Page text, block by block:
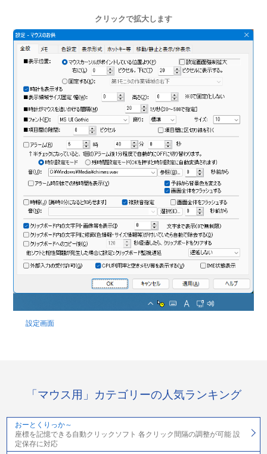
クリックで拡大します
設定画面
「マウス用」カテゴリーの人気ランキング
おーとくりっか～
座標を記憶できる自動クリックソフト 各クリック間隔の調整が可能 設
定保存に対応